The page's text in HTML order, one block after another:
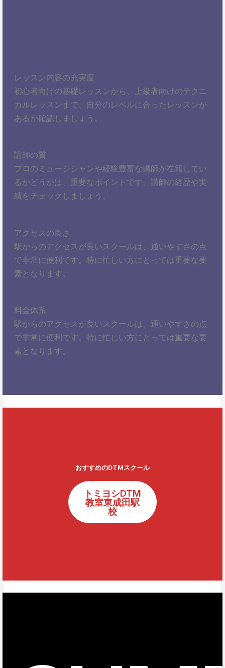
レッスン内容の充実度
初心者向けの基礎レッスンから、上級者向けのテクニ
カルレッスンまで、自分のレベルに合ったレッスンが
あるか確認しましょう。
講師の質
プロのミュージシャンや経験豊富な講師が在籍してい
るかどうかは、重要なポイントです。講師の経歴や実
績をチェックしましょう。
アクセスの良さ
駅からのアクセスが良いスクールは、通いやすさの点
で非常に便利です。特に忙しい方にとっては重要な要
素となります。
料金体系
駅からのアクセスが良いスクールは、通いやすさの点
で非常に便利です。特に忙しい方にとっては重要な要
素となります。
おすすめのDTMスクール
トミヨシDTM
教室東成田駅
校